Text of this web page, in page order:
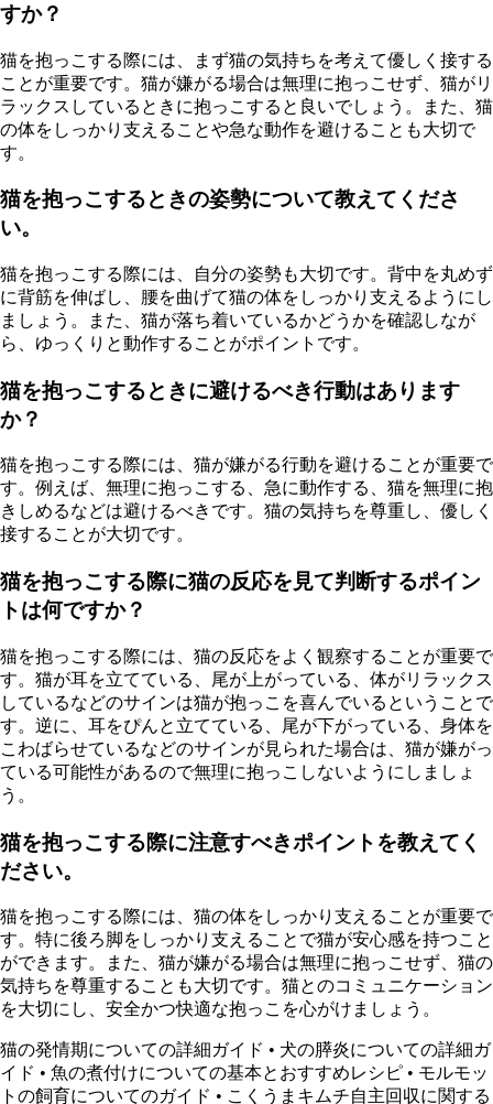
すか？
猫を抱っこする際には、まず猫の気持ちを考えて優しく接する
ことが重要です。猫が嫌がる場合は無理に抱っこせず、猫がリ
ラックスしているときに抱っこすると良いでしょう。また、猫
の体をしっかり支えることや急な動作を避けることも大切で
す。
猫を抱っこするときの姿勢について教えてくださ
い。
猫を抱っこする際には、自分の姿勢も大切です。背中を丸めず
に背筋を伸ばし、腰を曲げて猫の体をしっかり支えるようにし
ましょう。また、猫が落ち着いているかどうかを確認しなが
ら、ゆっくりと動作することがポイントです。
猫を抱っこするときに避けるべき行動はあります
か？
猫を抱っこする際には、猫が嫌がる行動を避けることが重要で
す。例えば、無理に抱っこする、急に動作する、猫を無理に抱
きしめるなどは避けるべきです。猫の気持ちを尊重し、優しく
接することが大切です。
猫を抱っこする際に猫の反応を見て判断するポイン
トは何ですか？
猫を抱っこする際には、猫の反応をよく観察することが重要で
す。猫が耳を立てている、尾が上がっている、体がリラックス
しているなどのサインは猫が抱っこを喜んでいるということで
す。逆に、耳をぴんと立てている、尾が下がっている、身体を
こわばらせているなどのサインが見られた場合は、猫が嫌がっ
ている可能性があるので無理に抱っこしないようにしましょ
う。
猫を抱っこする際に注意すべきポイントを教えてく
ださい。
猫を抱っこする際には、猫の体をしっかり支えることが重要で
す。特に後ろ脚をしっかり支えることで猫が安心感を持つこと
ができます。また、猫が嫌がる場合は無理に抱っこせず、猫の
気持ちを尊重することも大切です。猫とのコミュニケーション
を大切にし、安全かつ快適な抱っこを心がけましょう。
猫の発情期についての詳細ガイド • 犬の膵炎についての詳細ガ
イド • 魚の煮付けについての基本とおすすめレシピ • モルモッ
トの飼育についてのガイド • こくうまキムチ自主回収に関する